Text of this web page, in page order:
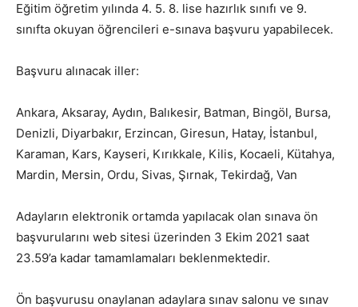
Eğitim öğretim yılında 4. 5. 8. lise hazırlık sınıfı ve 9.
sınıfta okuyan öğrencileri e-sınava başvuru yapabilecek.
Başvuru alınacak iller:
Ankara, Aksaray, Aydın, Balıkesir, Batman, Bingöl, Bursa,
Denizli, Diyarbakır, Erzincan, Giresun, Hatay, İstanbul,
Karaman, Kars, Kayseri, Kırıkkale, Kilis, Kocaeli, Kütahya,
Mardin, Mersin, Ordu, Sivas, Şırnak, Tekirdağ, Van
Adayların elektronik ortamda yapılacak olan sınava ön
başvurularını web sitesi üzerinden 3 Ekim 2021 saat
23.59’a kadar tamamlamaları beklenmektedir.
Ön başvurusu onaylanan adaylara sınav salonu ve sınav